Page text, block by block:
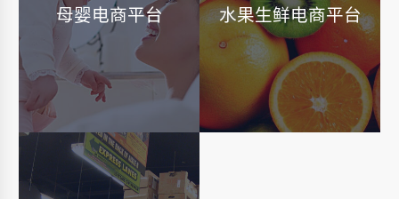
母婴电商平台 水果生鲜电商平台